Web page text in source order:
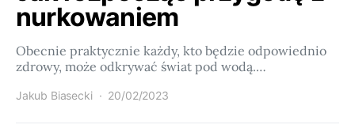
nurkowaniem
Obecnie praktycznie każdy, kto będzie odpowiednio
zdrowy, może odkrywać świat pod wodą.…
Jakub Biasecki 20/02/2023